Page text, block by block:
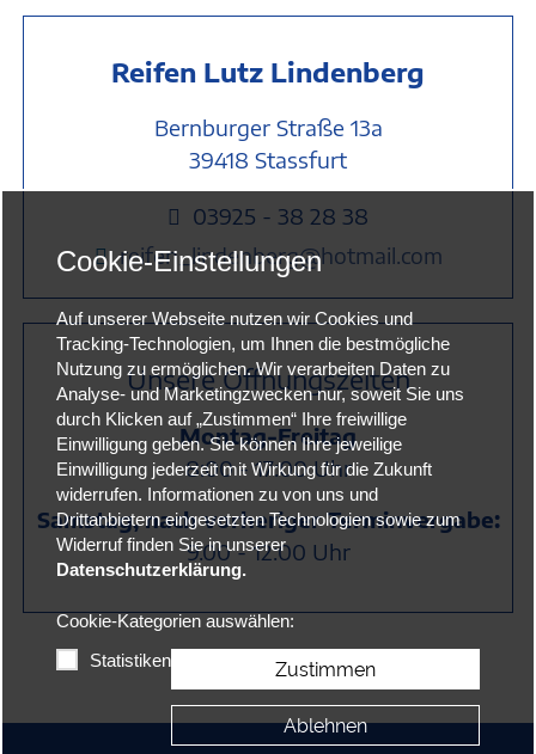
Reifen Lutz Lindenberg
Bernburger Straße 13a
39418 Stassfurt
 03925 - 38 28 38
reifen_lindenberg@hotmail.com
Unsere Öffnungszeiten
Montag-Freitag
8:00 - 17:00 Uhr
Samstag, nach vorheriger Terminvergabe:
9.00 - 12:00 Uhr
Cookie-Einstellungen
Auf unserer Webseite nutzen wir Cookies und
Tracking-Technologien, um Ihnen die bestmögliche
Nutzung zu ermöglichen. Wir verarbeiten Daten zu
Analyse- und Marketingzwecken nur, soweit Sie uns
durch Klicken auf „Zustimmen“ Ihre freiwillige
Einwilligung geben. Sie können Ihre jeweilige
Einwilligung jederzeit mit Wirkung für die Zukunft
widerrufen. Informationen zu von uns und
Drittanbietern eingesetzten Technologien sowie zum
Widerruf finden Sie in unserer
Datenschutzerklärung.
Cookie-Kategorien auswählen:
Statistiken Zustimmen
Ablehnen